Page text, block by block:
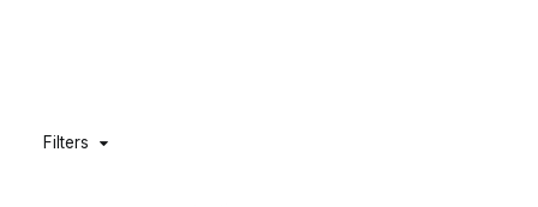
IDIOMA
Filters